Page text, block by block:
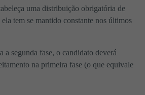
uma distribuição obrigatória de
tem se mantido constante nos últimos
a segunda fase, o candidato deverá
na primeira fase (o que equivale